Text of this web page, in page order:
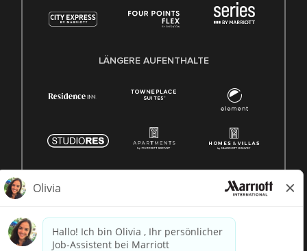
LÄNGERE AUFENTHALTE